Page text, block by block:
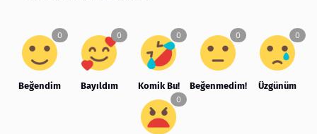
Beğendim Bayıldım Komik Bu! Beğenmedim! Üzgünüm